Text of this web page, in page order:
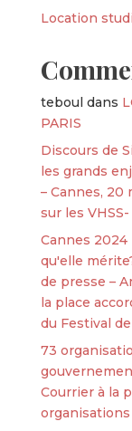
Location
teboul dans
PARIS
Discours de
les grands
– Cannes, 20
sur les
Cannes
qu'elle
de presse –
la place
du Festival
73
Courrier à la
organisations